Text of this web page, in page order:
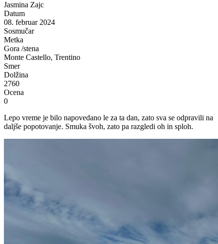
Jasmina Zajc
Datum
08. februar 2024
Sosmučar
Metka
Gora /stena
Monte Castello, Trentino
Smer
Dolžina
2760
Ocena
0
Lepo vreme je bilo napovedano le za ta dan, zato sva se odpravili na
daljše popotovanje. Smuka švoh, zato pa razgledi oh in sploh.